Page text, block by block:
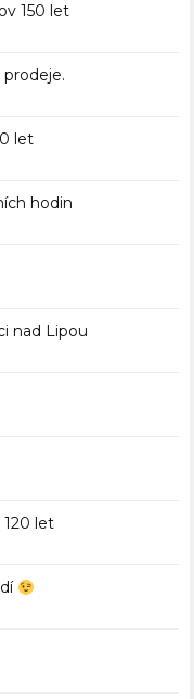
150 let
let
hodin
nad Lipou
let